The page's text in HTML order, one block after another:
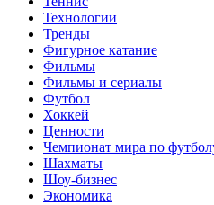
Технологии
Тренды
Фигурное катание
Фильмы
Фильмы и сериалы
Футбол
Хоккей
Ценности
Чемпионат мира по
Шахматы
Шоу-бизнес
Экономика